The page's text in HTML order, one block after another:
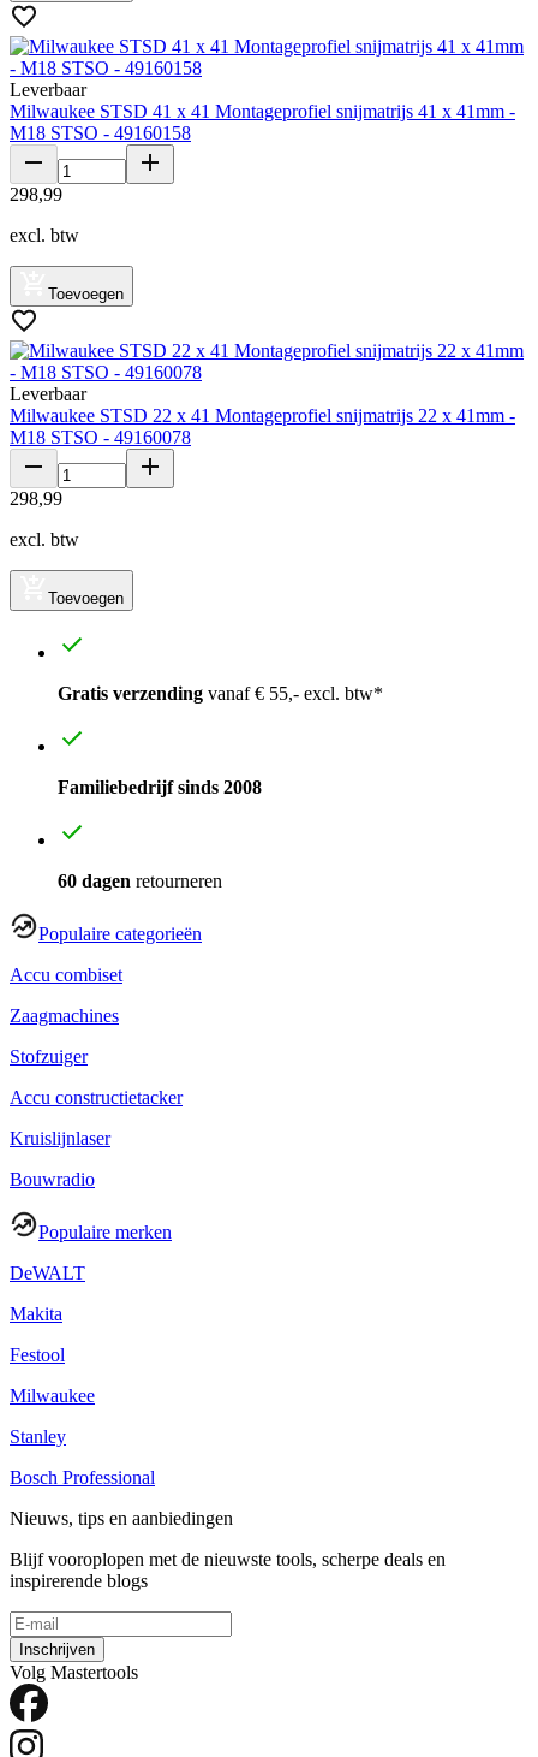
Leverbaar
Milwaukee STSD 41 x 41 Montageprofiel snijmatrijs 41 x 41mm -
M18 STSO - 49160158
298,99
excl. btw
Toevoegen
Leverbaar
Milwaukee STSD 22 x 41 Montageprofiel snijmatrijs 22 x 41mm -
M18 STSO - 49160078
298,99
excl. btw
Toevoegen
Gratis verzending vanaf € 55,- excl. btw*
Familiebedrijf sinds 2008
60 dagen retourneren
Populaire categorieën
Accu combiset
Zaagmachines
Stofzuiger
Accu constructietacker
Kruislijnlaser
Bouwradio
Populaire merken
DeWALT
Makita
Festool
Milwaukee
Stanley
Bosch Professional
Nieuws, tips en aanbiedingen
Blijf vooroplopen met de nieuwste tools, scherpe deals en
inspirerende blogs
Inschrijven
Volg Mastertools